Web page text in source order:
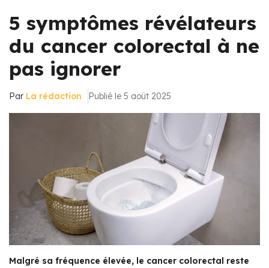
5 symptômes révélateurs
du cancer colorectal à ne
pas ignorer
Par La rédaction Publié le 5 août 2025
Malgré sa fréquence élevée, le cancer colorectal reste